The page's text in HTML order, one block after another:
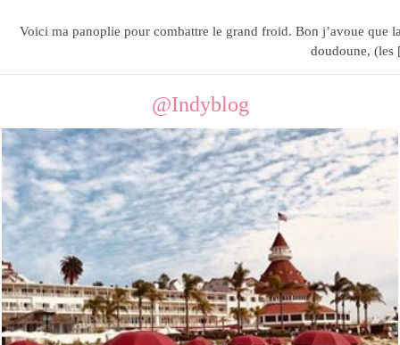
Voici ma panoplie pour combattre le grand froid. Bon j’avoue que
doudoune,
@Indyblog